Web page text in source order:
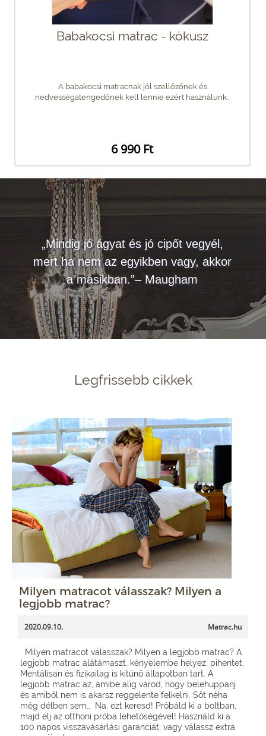
Babakocsi matrac - kókusz
A babakocsi matracnak jól szellőzőnek és
nedvességátengedőnek kell lennie ezért használunk...
6 990 Ft
„Mindig jó ágyat és jó cipőt vegyél,
mert ha nem az egyikben vagy, akkor
a másikban.”– Maugham
Legfrissebb cikkek
Milyen matracot válasszak? Milyen a
legjobb matrac?
2020.09.10. Matrac.hu
Milyen matracot válasszak? Milyen a legjobb matrac? A
legjobb matrac alátámaszt, kényelembe helyez, pihentet.
Mentálisan és fizikailag is kitűnő állapotban tart. A
legjobb matrac az, amibe alig várod, hogy belehuppanj
és amiből nem is akarsz reggelente felkelni. Sőt néha
még délben sem… Na, ezt keresd! Próbáld ki a boltban,
majd élj az otthoni próba lehetőségével! Használd ki a
100 napos visszavásárlási garanciát, vagy válassz extra